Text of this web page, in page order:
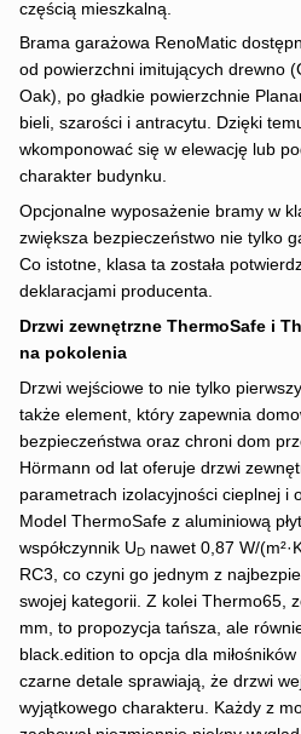
częścią mieszkalną.
Brama garażowa RenoMatic
od powierzchni imitujących drewno
Oak), po gładkie powierzchnie
bieli, szarości i antracytu. Dzięki
wkomponować się w elewację lub
charakter budynku.
Opcjonalne wyposażenie bramy w
zwiększa bezpieczeństwo nie tylko
Co istotne, klasa ta została
deklaracjami producenta.
Drzwi zewnętrzne ThermoSafe i
na pokolenia
Drzwi wejściowe to nie tylko
także element, który zapewnia
bezpieczeństwa oraz chroni dom
Hörmann od lat oferuje drzwi
parametrach izolacyjności cieplnej i
Model ThermoSafe z aluminiową
współczynnik UDnawet 0,87 W/
RC3, co czyni go jednym z
swojej kategorii. Z kolei Thermo65,
mm, to propozycja tańsza, ale
black.edition to opcja dla
czarne detale sprawiają, że drzwi
wyjątkowego charakteru. Każdy z